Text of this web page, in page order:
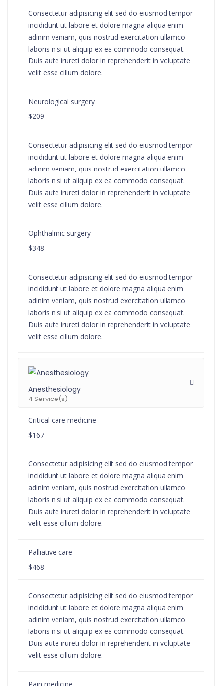
Consectetur adipisicing elit sed do eiusmod tempor
incididunt ut labore et dolore magna aliqua enim
adinim veniam, quis nostrud exercitation ullamco
laboris nisi ut aliquip ex ea commodo consequat.
Duis aute irureti dolor in reprehenderit in voluptate
velit esse cillum dolore.
Neurological surgery
$209
Consectetur adipisicing elit sed do eiusmod tempor
incididunt ut labore et dolore magna aliqua enim
adinim veniam, quis nostrud exercitation ullamco
laboris nisi ut aliquip ex ea commodo consequat.
Duis aute irureti dolor in reprehenderit in voluptate
velit esse cillum dolore.
Ophthalmic surgery
$348
Consectetur adipisicing elit sed do eiusmod tempor
incididunt ut labore et dolore magna aliqua enim
adinim veniam, quis nostrud exercitation ullamco
laboris nisi ut aliquip ex ea commodo consequat.
Duis aute irureti dolor in reprehenderit in voluptate
velit esse cillum dolore.
Anesthesiology
4 Service(s)
Critical care medicine
$167
Consectetur adipisicing elit sed do eiusmod tempor
incididunt ut labore et dolore magna aliqua enim
adinim veniam, quis nostrud exercitation ullamco
laboris nisi ut aliquip ex ea commodo consequat.
Duis aute irureti dolor in reprehenderit in voluptate
velit esse cillum dolore.
Palliative care
$468
Consectetur adipisicing elit sed do eiusmod tempor
incididunt ut labore et dolore magna aliqua enim
adinim veniam, quis nostrud exercitation ullamco
laboris nisi ut aliquip ex ea commodo consequat.
Duis aute irureti dolor in reprehenderit in voluptate
velit esse cillum dolore.
Pain medicine